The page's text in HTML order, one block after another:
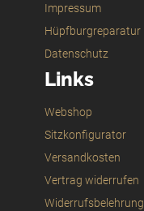
Impressum
Hüpfburgreparatur
Datenschutz
Links
Webshop
Sitzkonfigurator
Versandkosten
Vertrag widerrufen
Widerrufsbelehrung